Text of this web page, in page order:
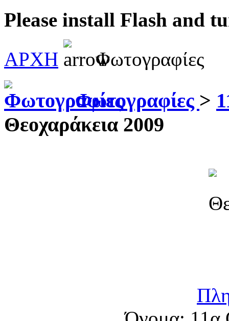
Please install Flash and
ΑΡΧΗ
Φωτογραφίες
Φωτογραφίες >
Θεοχαράκεια 2009